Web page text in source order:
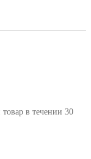
в течении 30